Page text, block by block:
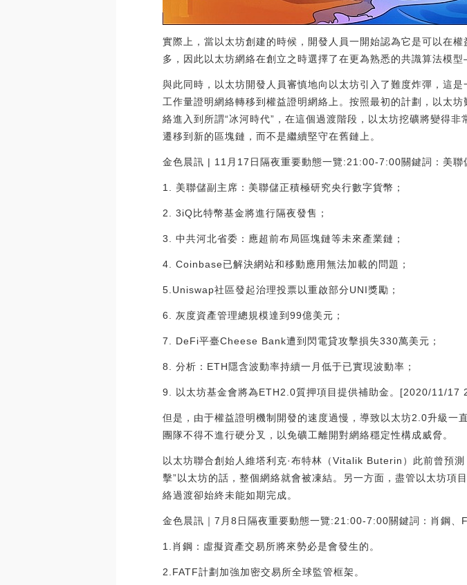
實際上，當以太坊創建的時候，開發人員一開始認為它是可以在
多，因此以太坊網絡在創立之時選擇了在更為熟悉的共識算法模
與此同時，以太坊開發人員審慎地向以太坊引入了難度炸彈，這
工作量證明網絡轉移到權益證明網絡上。按照最初的計劃，以太
絡進入到所謂“冰河時代”，在這個過渡階段，以太坊挖礦將變得
遷移到新的區塊鏈，而不是繼續堅守在舊鏈上。
金色晨訊 | 11月17日隔夜重要動態一覽:21:00-7:00關鍵詞：美
1. 美聯儲副主席：美聯儲正積極研究央行數字貨幣；
2. 3iQ比特幣基金將進行隔夜發售；
3. 中共河北省委：應超前布局區塊鏈等未來產業鏈；
4. Coinbase已解決網站和移動應用無法加載的問題；
5.Uniswap社區發起治理投票以重啟部分UNI獎勵；
6. 灰度資產管理總規模達到99億美元；
7. DeFi平臺Cheese Bank遭到閃電貸攻擊損失330萬美元；
8. 分析：ETH隱含波動率持續一月低于已實現波動率；
9. 以太坊基金會將為ETH2.0質押項目提供補助金。[2020/11/17
但是，由于權益證明機制開發的速度過慢，導致以太坊2.0升級一
團隊不得不進行硬分叉，以免礦工離開對網絡穩定性構成威脅。
以太坊聯合創始人維塔利克·布特林（Vitalik Buterin）此前曾預
擊”以太坊的話，整個網絡就會被凍結。另一方面，盡管以太坊項
絡過渡卻始終未能如期完成。
金色晨訊｜7月8日隔夜重要動態一覽:21:00-7:00關鍵詞：肖鋼、
1.肖鋼：虛擬資產交易所將來勢必是會發生的。
2.FATF計劃加強加密交易所全球監管框架。